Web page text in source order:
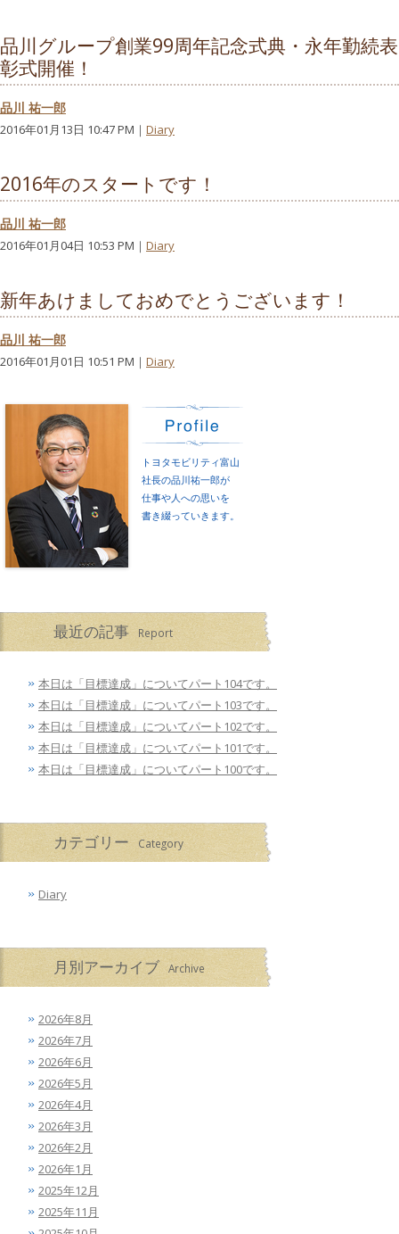
品川グループ創業99周年記念式典・永年勤続表
彰式開催！
品川 祐一郎
2016年01月13日 10:47 PM｜ Diary
2016年のスタートです！
品川 祐一郎
2016年01月04日 10:53 PM｜ Diary
新年あけましておめでとうございます！
品川 祐一郎
2016年01月01日 10:51 PM｜ Diary
トヨタモビリティ富山
社長の品川祐一郎が
仕事や人への思いを
書き綴っていきます。
最近の記事 Report
本日は「目標達成」についてパート104です。
本日は「目標達成」についてパート103です。
本日は「目標達成」についてパート102です。
本日は「目標達成」についてパート101です。
本日は「目標達成」についてパート100です。
カテゴリー Category
Diary
月別アーカイブ Archive
2026年8月
2026年7月
2026年6月
2026年5月
2026年4月
2026年3月
2026年2月
2026年1月
2025年12月
2025年11月